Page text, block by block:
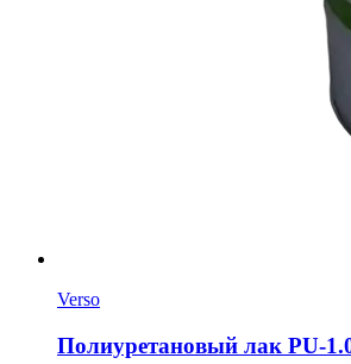
Verso
Полиуретановый лак PU-